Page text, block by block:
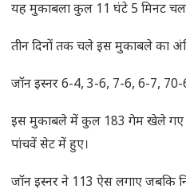
यह मुकाबला कुल 11 घंटे 5 मिनट
तीन दिनों तक चले इस मुकाबले का
जॉन इस्नर 6-4, 3-6, 7-6, 6-7,
इस मुकाबले में कुल 183 गेम खेले
पांचवें सेट में हुए।
जॉन इस्नर ने 113 ऐस लगाए जबकि